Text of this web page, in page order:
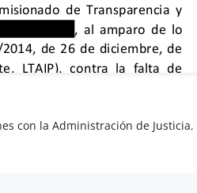
con la Administración de Justicia,